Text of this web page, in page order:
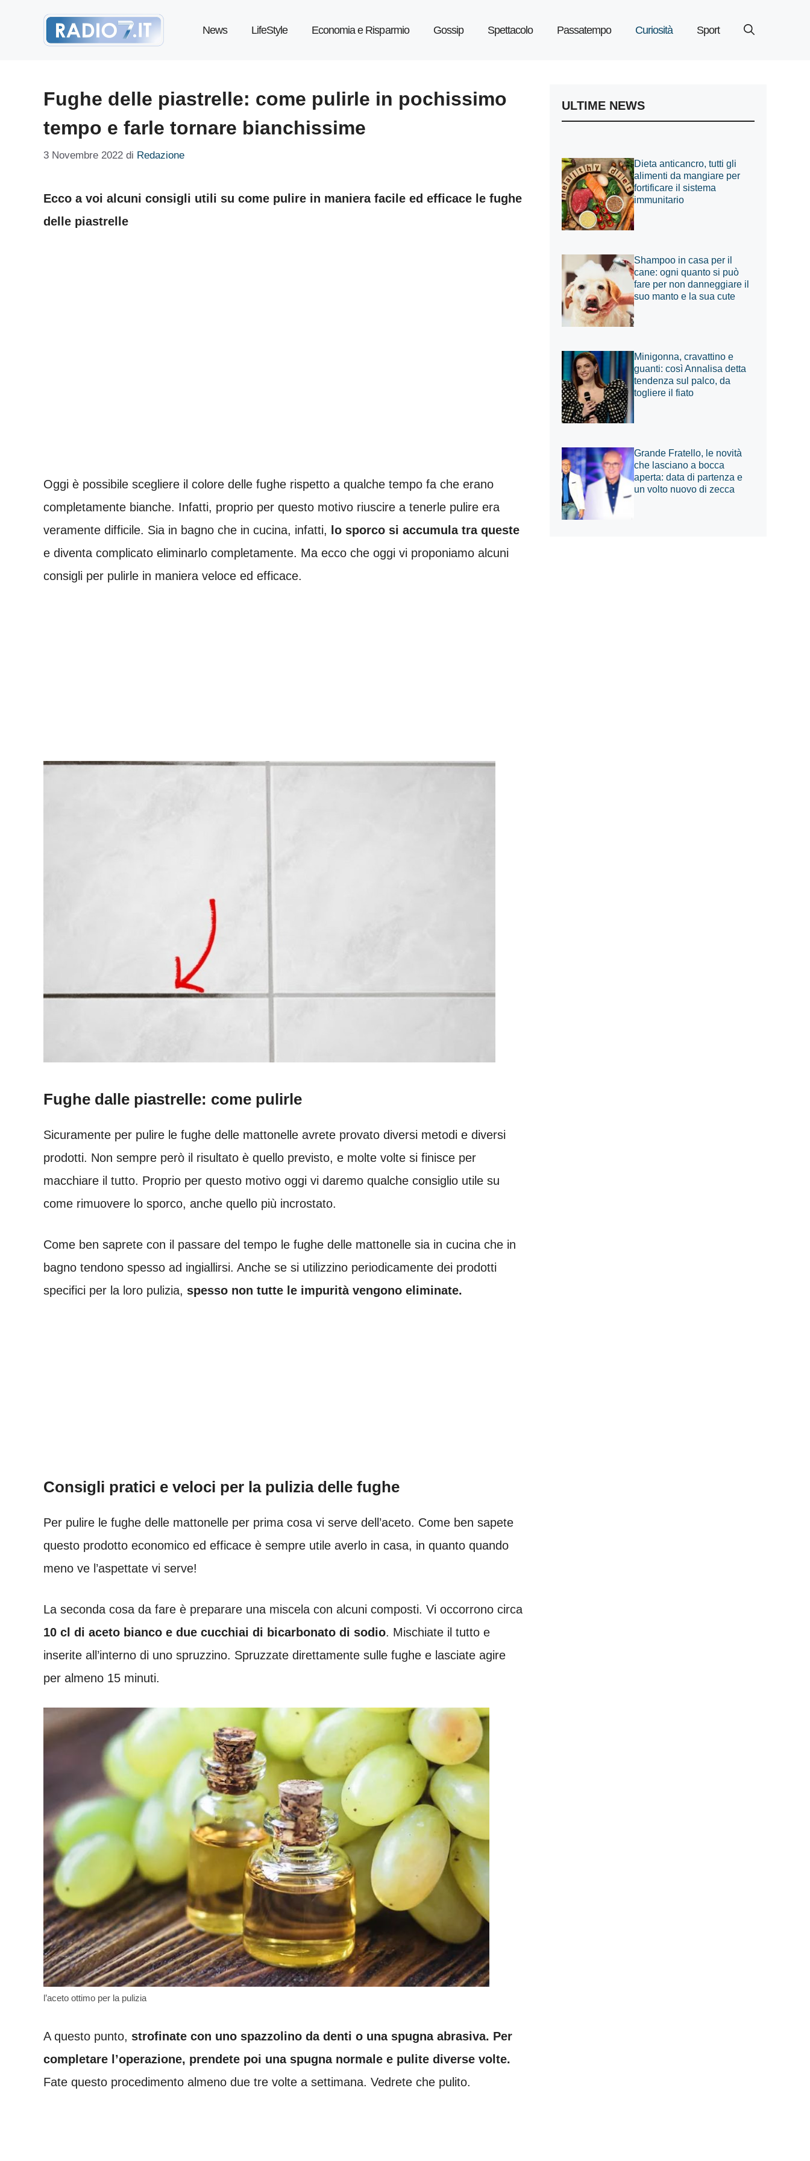
News LifeStyle Economia e Risparmio Gossip Spettacolo Passatempo Curiosità Sport
Fughe delle piastrelle: come pulirle in pochissimo
tempo e farle tornare bianchissime
3 Novembre 2022 di Redazione
Ecco a voi alcuni consigli utili su come pulire in maniera facile ed efficace le fughe
delle piastrelle
Oggi è possibile scegliere il colore delle fughe rispetto a qualche tempo fa che erano
completamente bianche. Infatti, proprio per questo motivo riuscire a tenerle pulire era
veramente difficile. Sia in bagno che in cucina, infatti, lo sporco si accumula tra queste
e diventa complicato eliminarlo completamente. Ma ecco che oggi vi proponiamo alcuni
consigli per pulirle in maniera veloce ed efficace.
Fughe dalle piastrelle: come pulirle
Sicuramente per pulire le fughe delle mattonelle avrete provato diversi metodi e diversi
prodotti. Non sempre però il risultato è quello previsto, e molte volte si finisce per
macchiare il tutto. Proprio per questo motivo oggi vi daremo qualche consiglio utile su
come rimuovere lo sporco, anche quello più incrostato.
Come ben saprete con il passare del tempo le fughe delle mattonelle sia in cucina che in
bagno tendono spesso ad ingiallirsi. Anche se si utilizzino periodicamente dei prodotti
specifici per la loro pulizia, spesso non tutte le impurità vengono eliminate.
Consigli pratici e veloci per la pulizia delle fughe
Per pulire le fughe delle mattonelle per prima cosa vi serve dell’aceto. Come ben sapete
questo prodotto economico ed efficace è sempre utile averlo in casa, in quanto quando
meno ve l’aspettate vi serve!
La seconda cosa da fare è preparare una miscela con alcuni composti. Vi occorrono circa
10 cl di aceto bianco e due cucchiai di bicarbonato di sodio. Mischiate il tutto e
inserite all’interno di uno spruzzino. Spruzzate direttamente sulle fughe e lasciate agire
per almeno 15 minuti.
l’aceto ottimo per la pulizia
A questo punto, strofinate con uno spazzolino da denti o una spugna abrasiva. Per
completare l’operazione, prendete poi una spugna normale e pulite diverse volte.
Fate questo procedimento almeno due tre volte a settimana. Vedrete che pulito.
ULTIME NEWS
Dieta anticancro, tutti gli
alimenti da mangiare per
fortificare il sistema
immunitario
Shampoo in casa per il
cane: ogni quanto si può
fare per non danneggiare il
suo manto e la sua cute
Minigonna, cravattino e
guanti: così Annalisa detta
tendenza sul palco, da
togliere il fiato
Grande Fratello, le novità
che lasciano a bocca
aperta: data di partenza e
un volto nuovo di zecca